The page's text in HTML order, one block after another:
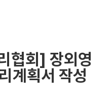
협회] 장외영
계획서 작성